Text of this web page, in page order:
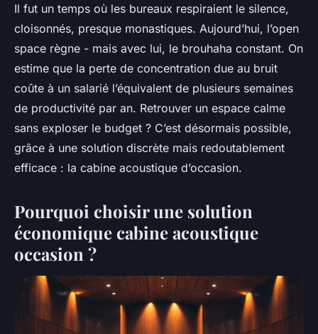
Il fut un temps où les bureaux respiraient le silence,
cloisonnés, presque monastiques. Aujourd’hui, l’open
space règne - mais avec lui, le brouhaha constant. On
estime que la perte de concentration due au bruit
coûte à un salarié l’équivalent de plusieurs semaines
de productivité par an. Retrouver un espace calme
sans exploser le budget ? C’est désormais possible,
grâce à une solution discrète mais redoutablement
efficace : la cabine acoustique d’occasion.
Pourquoi choisir une solution
économique cabine acoustique
occasion ?